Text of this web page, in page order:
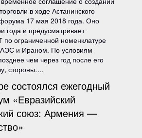
в ходе Астанинского
17 мая 2018 года. Оно
года и предусматривает
по ограниченной номенклатуре
и Ираном. По условиям
чем через год после его
стороны….
состоялся ежегодный
«Евразийский
союз: Армения —